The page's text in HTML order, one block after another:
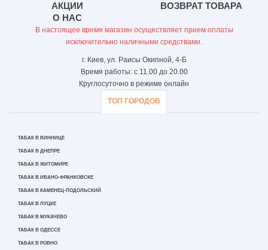
АКЦИИ
О НАС
ВОЗВРАТ ТОВАРА
В настоящее время магазин осуществляет прием оплаты
исключительно наличными средствами.
г. Киев, ул. Раисы Окипной, 4-Б
Время работы: с 11.00 до 20.00
Круглосуточно в режиме онлайн
ТОП ГОРОДОВ
ТАБАК В ВИННИЦЕ
ТАБАК В ДНЕПРЕ
ТАБАК В ЖИТОМИРЕ
ТАБАК В ИВАНО-ФРАНКОВСКЕ
ТАБАК В КАМЕНЕЦ-ПОДОЛЬСКИЙ
ТАБАК В ЛУЦКЕ
ТАБАК В МУКАЧЕВО
ТАБАК В ОДЕССЕ
ТАБАК В РОВНО